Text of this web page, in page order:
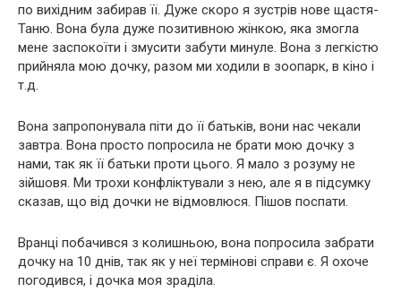
по вихідним забирав її. Дуже скоро я зустрів нове щастя-
Таню. Вона була дуже позитивною жінкою, яка змогла
мене заспокоїти і змусити забути минуле. Вона з легкістю
прийняла мою дочку, разом ми ходили в зоопарк, в кіно і
т.д.
Вона запропонувала піти до її батьків, вони нас чекали
завтра. Вона просто попросила не брати мою дочку з
нами, так як її батьки проти цього. Я мало з розуму не
зійшовя. Ми трохи конфліктували з нею, але я в підсумку
сказав, що від дочки не відмовлюся. Пішов поспати.
Вранці побачився з колишньою, вона попросила забрати
дочку на 10 днів, так як у неї термінові справи є. Я охоче
погодився, і дочка моя зраділа.